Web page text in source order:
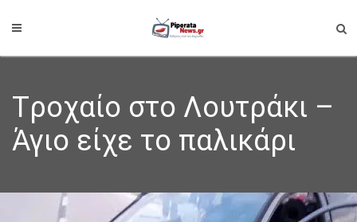
Tροχαίο στο Λουτράκι –
Άγιο είχε το παλικάρι